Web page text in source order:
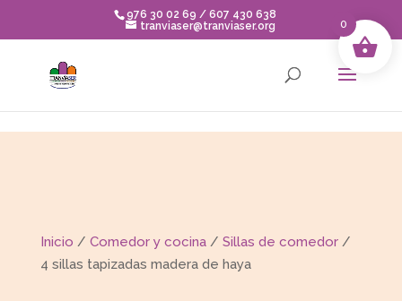
976 30 02 69 / 607 430 638
tranviaser@tranviaser.org
Inicio / Comedor y cocina/ Sillas de comedor/
4 sillas tapizadas madera de haya
0